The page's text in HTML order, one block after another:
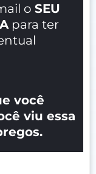
o SEU
para ter
você
viu essa